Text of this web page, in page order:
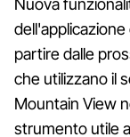
Nuova
partire dalle
che utilizzano il
Mountain View
strumento utile